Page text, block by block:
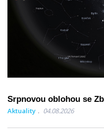
Srpnovou oblohou se
Aktuality 04.08.2026